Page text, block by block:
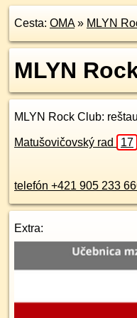
Cesta: OMA» MLYN
MLYN
MLYN Rock Club:
Matušovičovský rad 17
telefón +421 905 233
Extra: